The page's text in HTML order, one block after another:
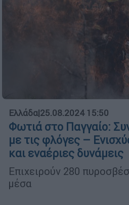
Ελλάδα|25.08.2024 15:50
Φωτιά στο Παγγαίο:
με τις φλόγες –
και εναέριες δυνάμεις
Επιχειρούν 280
μέσα